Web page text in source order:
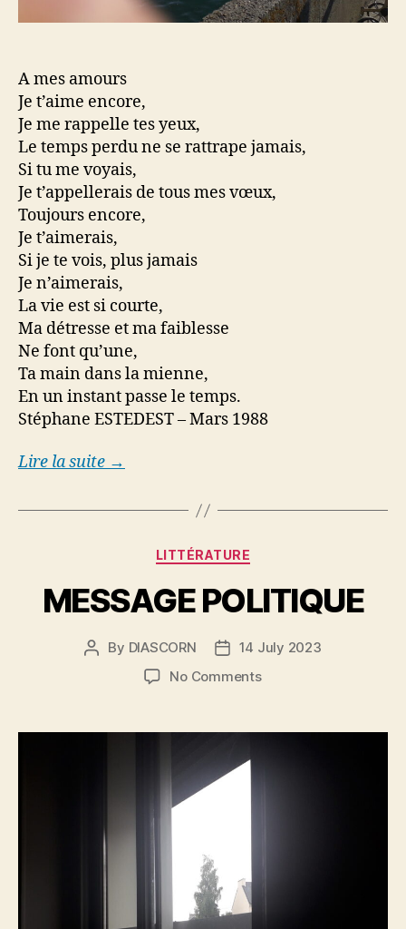
A mes amours
Je t’aime encore,
Je me rappelle tes yeux,
Le temps perdu ne se rattrape jamais,
Si tu me voyais,
Je t’appellerais de tous mes vœux,
Toujours encore,
Je t’aimerais,
Si je te vois, plus jamais
Je n’aimerais,
La vie est si courte,
Ma détresse et ma faiblesse
Ne font qu’une,
Ta main dans la mienne,
En un instant passe le temps.
Stéphane ESTEDEST – Mars 1988
Lire la suite →
Categories
LITTÉRATURE
MESSAGE POLITIQUE
Post
By DIASCORN
Post14 July 2023
No Commentson